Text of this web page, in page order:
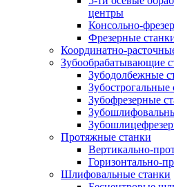
центры
Консольно-
Фрезерные
Координатно-
Зубообрабатывающие
Зубодолбежные
Зубострогальные
Зубофрезерные
Протяжные станки
Вертикально-
Горизонтально-
Шлифовальные станки